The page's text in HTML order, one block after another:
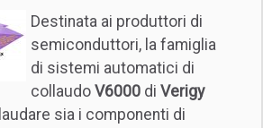
Destinata ai produttori di
semiconduttori, la famiglia
di sistemi automatici di
collaudo V6000 di Verigy
sia i componenti di